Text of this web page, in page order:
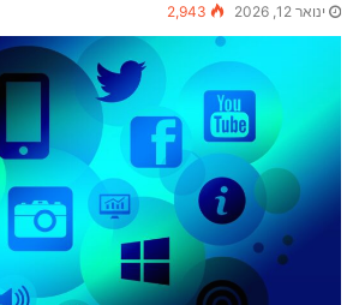
ינואר 12, 2026 2,943